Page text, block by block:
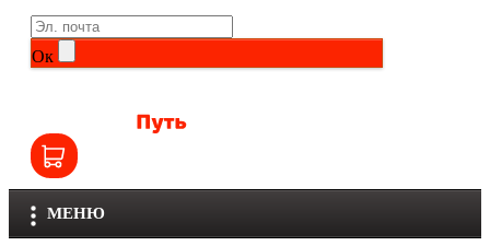
Ок
МЕНЮ
Общие комплексы
Витамины группы B
Витамины для детей
Железо
Life Extension
NOW
Olimp
Optimum Nutrition